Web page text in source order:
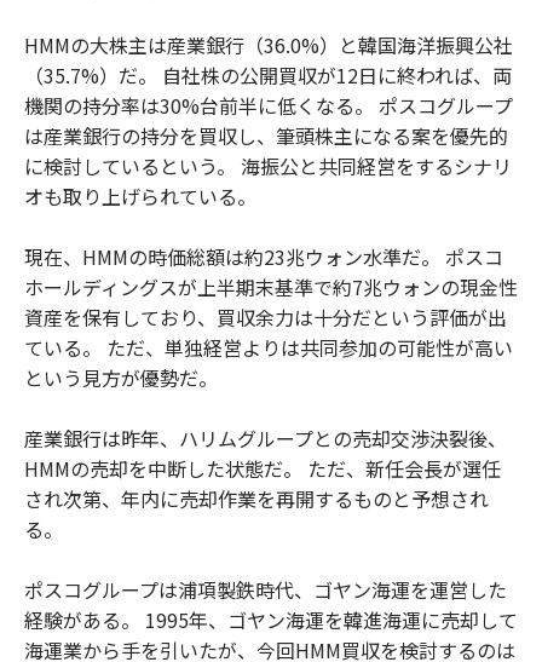
HMMの大株主は産業銀行（36.0%）と韓国海洋振興公社
（35.7%）だ。 自社株の公開買収が12日に終われば、両
機関の持分率は30%台前半に低くなる。 ポスコグループ
は産業銀行の持分を買収し、筆頭株主になる案を優先的
に検討しているという。 海振公と共同経営をするシナリ
オも取り上げられている。
現在、HMMの時価総額は約23兆ウォン水準だ。 ポスコ
ホールディングスが上半期末基準で約7兆ウォンの現金性
資産を保有しており、買収余力は十分だという評価が出
ている。 ただ、単独経営よりは共同参加の可能性が高い
という見方が優勢だ。
産業銀行は昨年、ハリムグループとの売却交渉決裂後、
HMMの売却を中断した状態だ。 ただ、新任会長が選任
され次第、年内に売却作業を再開するものと予想され
る。
ポスコグループは浦項製鉄時代、ゴヤン海運を運営した
経験がある。 1995年、ゴヤン海運を韓進海運に売却して
海運業から手を引いたが、今回HMM買収を検討するのは